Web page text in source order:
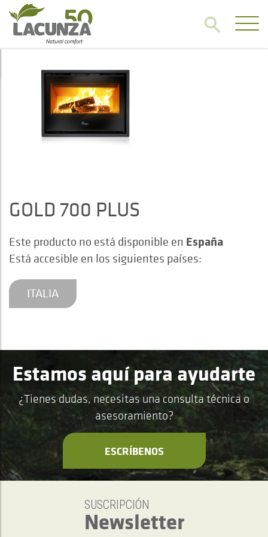
GOLD 700 PLUS
Este producto no está disponible en España
Está accesible en los siguientes países:
ITALIA
Estamos aquí para ayudarte
¿Tienes dudas, necesitas una consulta técnica o
asesoramiento?
ESCRÍBENOS
SUSCRIPCIÓN
Newsletter